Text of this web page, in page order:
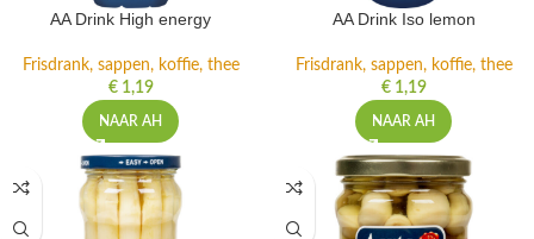
AA Drink High energy
Frisdrank, sappen, koffie, thee
€1,19
NAAR AH
AA Drink Iso lemon
Frisdrank, sappen, koffie, thee
€1,19
NAAR AH